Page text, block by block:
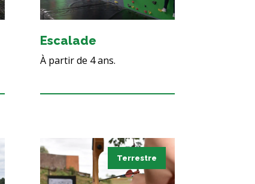
Escalade
À partir de 4 ans.
Terrestre